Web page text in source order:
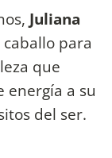
Juliana
para
que
a su
del ser.